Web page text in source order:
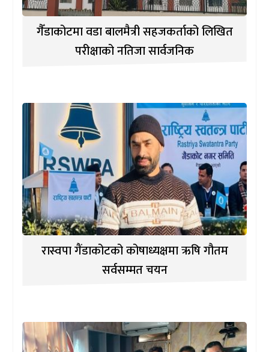
गैँडाकोटमा वडा बालमैत्री सहजकर्ताको लिखित
परीक्षाको नतिजा सार्वजनिक
रास्वपा गैंडाकोटको कोषाध्यक्षमा ऋषि गौतम
सर्वसम्मत चयन